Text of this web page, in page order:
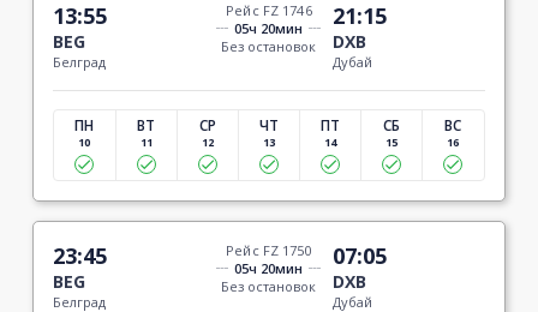
13:55
BEG
Белград
Рейс FZ 1746
05ч 20мин
Без остановок
21:15
DXB
Дубай
ПН
10
ВТ
11
СР
12
ЧТ
13
ПТ
14
СБ
15
ВС
16
23:45
BEG
Белград
Рейс FZ 1750
05ч 20мин
Без остановок
07:05
DXB
Дубай